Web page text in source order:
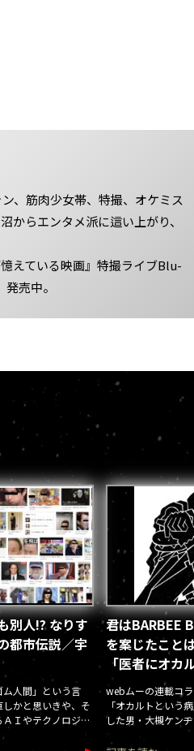
、筋肉少女帯、特撮、オケミス
からエンタメ派に這い上がり、
えている映画』特撮ライブBlu-
売中。
別人!? なりす
都市伝説／宇
人間」という言
かと思いきや、そ
Ｉやテクノロジー
陰謀論」「都市伝
君はBARBEE
を案じたこと
「医者にオカ
2回(第22回)
webムーの連載コ
「オカルトという
した男・大槻ケン